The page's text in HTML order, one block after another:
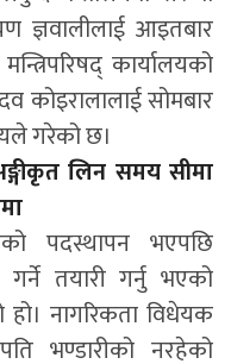
ज्ञवालीलाई आइतबार
कार्यालयको
कोइरालालाई सोमबार
गरेको छ।
लिन समय सीमा
पदस्थापन भएपछि
तयारी गर्नु भएको
हो। नागरिकता विधेयक
भण्डारीको नरहेको